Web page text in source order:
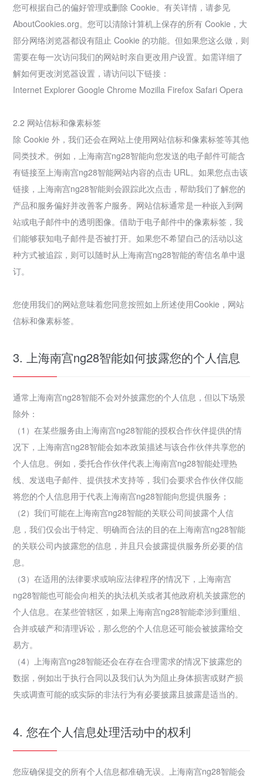
您可根据自己的偏好管理或删除 Cookie。有关详情，请参见
AboutCookies.org。您可以清除计算机上保存的所有 Cookie，大
部分网络浏览器都设有阻止 Cookie 的功能。但如果您这么做，则
需要在每一次访问我们的网站时亲自更改用户设置。如需详细了
解如何更改浏览器设置，请访问以下链接：
Internet Explorer Google Chrome Mozilla Firefox Safari Opera
2.2 网站信标和像素标签
除 Cookie 外，我们还会在网站上使用网站信标和像素标签等其他
同类技术。例如，上海南宫ng28智能向您发送的电子邮件可能含
有链接至上海南宫ng28智能网站内容的点击 URL。如果您点击该
链接，上海南宫ng28智能则会跟踪此次点击，帮助我们了解您的
产品和服务偏好并改善客户服务。网站信标通常是一种嵌入到网
站或电子邮件中的透明图像。借助于电子邮件中的像素标签，我
们能够获知电子邮件是否被打开。如果您不希望自己的活动以这
种方式被追踪，则可以随时从上海南宫ng28智能的寄信名单中退
订。
您使用我们的网站意味着您同意按照如上所述使用Cookie，网站
信标和像素标签。
3. 上海南宫ng28智能如何披露您的个人信息
通常上海南宫ng28智能不会对外披露您的个人信息，但以下场景
除外：
（1）在某些服务由上海南宫ng28智能的授权合作伙伴提供的情
况下，上海南宫ng28智能会如本政策描述与该合作伙伴共享您的
个人信息。例如，委托合作伙伴代表上海南宫ng28智能处理热
线、发送电子邮件、提供技术支持等，我们会要求合作伙伴仅能
将您的个人信息用于代表上海南宫ng28智能向您提供服务；
（2）我们可能在上海南宫ng28智能的关联公司间披露个人信
息，我们仅会出于特定、明确而合法的目的在上海南宫ng28智能
的关联公司内披露您的信息，并且只会披露提供服务所必要的信
息。
（3）在适用的法律要求或响应法律程序的情况下，上海南宫
ng28智能也可能会向相关的执法机关或者其他政府机关披露您的
个人信息。在某些管辖区，如果上海南宫ng28智能牵涉到重组、
合并或破产和清理诉讼，那么您的个人信息还可能会被披露给交
易方。
（4）上海南宫ng28智能还会在存在合理需求的情况下披露您的
数据，例如出于执行合同以及我们认为为阻止身体损害或财产损
失或调查可能的或实际的非法行为有必要披露且披露是适当的。
4. 您在个人信息处理活动中的权利
您应确保提交的所有个人信息都准确无误。上海南宫ng28智能会